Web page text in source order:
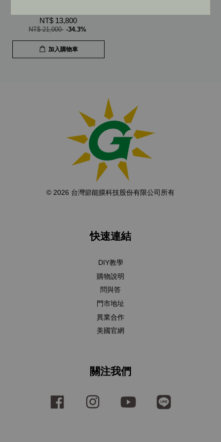
NT$ 13,800
NT$ 21,000 -34.3%
加入購物車
© 2026 台灣節能膜科技股份有限公司所有
快速連結
DIY教學
購物說明
問與答
門市地址
異業合作
美國官網
關注我們
Facebook Instagram YouTube